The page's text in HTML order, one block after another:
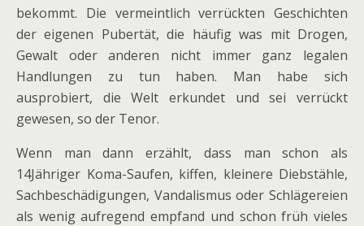
bekommt. Die vermeintlich verrückten Geschichten
der eigenen Pubertät, die häufig was mit Drogen,
Gewalt oder anderen nicht immer ganz legalen
Handlungen zu tun haben. Man habe sich
ausprobiert, die Welt erkundet und sei verrückt
gewesen, so der Tenor.
Wenn man dann erzählt, dass man schon als
14Jähriger Koma-Saufen, kiffen, kleinere Diebstähle,
Sachbeschädigungen, Vandalismus oder Schlägereien
als wenig aufregend empfand und schon früh vieles